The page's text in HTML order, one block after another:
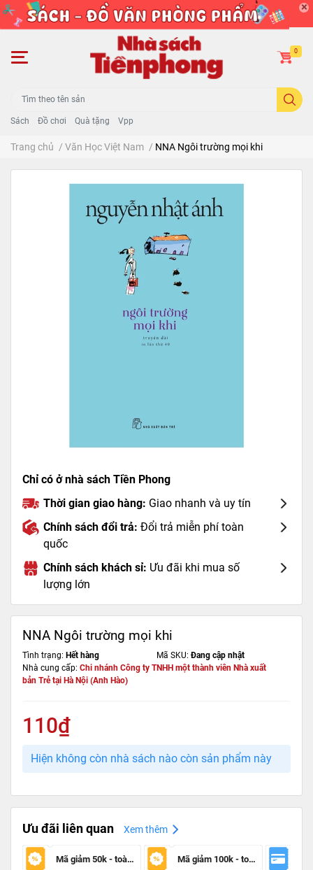
Sách Đồ chơi Quà tặng Vpp
0
Trang chủ / Văn Học Việt Nam / NNA Ngôi trường mọi khi
Chỉ có ở nhà sách Tiền Phong
Thời gian giao hàng: Giao nhanh và uy tín
Chính sách đổi trả: Đổi trả miễn phí toàn
quốc
Chính sách khách sỉ: Ưu đãi khi mua số
lượng lớn
NNA Ngôi trường mọi khi
Tình trạng: Hết hàng Mã SKU:Đang cập nhật
Nhà cung cấp: Chi nhánh Công ty TNHH một thành viên Nhà xuất
bản Trẻ tại Hà Nội (Anh Hào)
110₫
Hiện không còn nhà sách nào còn sản phẩm này
Ưu đãi liên quan Xem thêm
Mã giảm 50k - toàn sàn Mã giảm 100k - toàn sàn